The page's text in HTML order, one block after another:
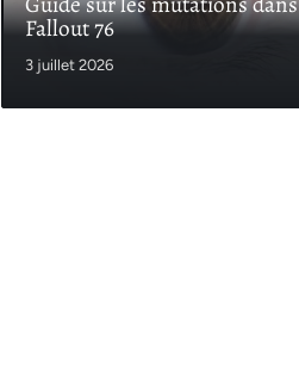
Fallout 76
3 juillet 2026